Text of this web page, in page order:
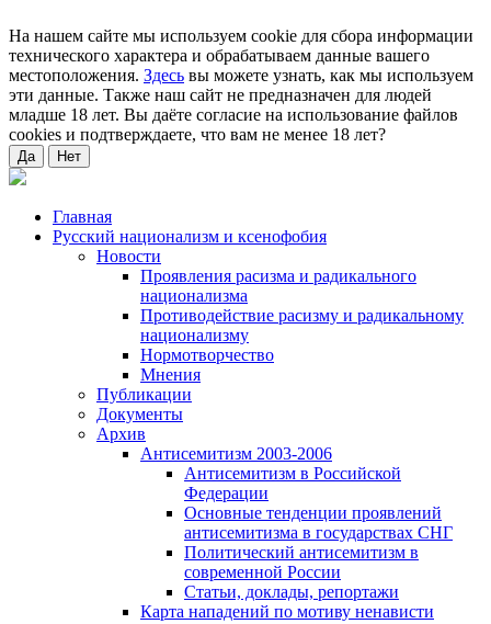
На нашем сайте мы используем cookie для сбора информации
технического характера и обрабатываем данные вашего
местоположения. Здесь вы можете узнать, как мы используем
эти данные. Также наш сайт не предназначен для людей
младше 18 лет. Вы даёте согласие на использование файлов
cookies и подтверждаете, что вам не менее 18 лет?
Да Нет
Главная
Русский национализм и ксенофобия
Новости
Проявления расизма и радикального
национализма
Противодействие расизму и радикальному
национализму
Нормотворчество
Мнения
Публикации
Документы
Архив
Антисемитизм 2003-2006
Антисемитизм в Российской
Федерации
Основные тенденции проявлений
антисемитизма в государствах СНГ
Политический антисемитизм в
современной России
Статьи, доклады, репортажи
Карта нападений по мотиву ненависти